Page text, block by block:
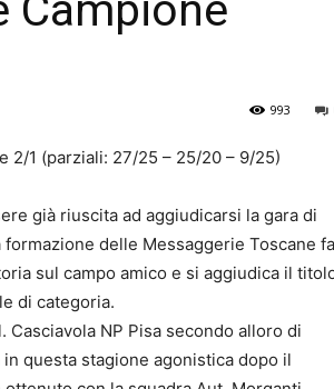
993
2/1 (parziali: 27/25 – 25/20 – 9/25)
già riuscita ad aggiudicarsi la gara di
formazione delle Messaggerie Toscane fa
sul campo amico e si aggiudica il
di categoria.
Casciavola NP Pisa secondo alloro di
questa stagione agonistica dopo il